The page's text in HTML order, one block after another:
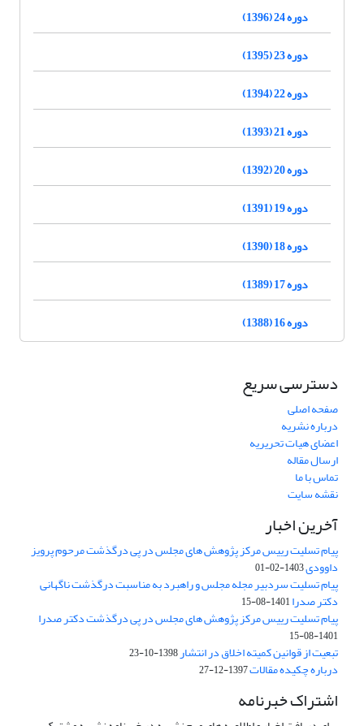
دوره 24 (1396)
دوره 23 (1395)
دوره 22 (1394)
دوره 21 (1393)
دوره 20 (1392)
دوره 19 (1391)
دوره 18 (1390)
دوره 17 (1389)
دوره 16 (1388)
دسترسی سریع
صفحه اصلی
درباره نشریه
اعضای هیات تحریریه
ارسال مقاله
تماس با ما
نقشه سایت
آخرین اخبار
پیام تسلیت رییس مرکز پژوهش های مجلس در پی درگذشت مرحوم پرویز
داوودی1403-02-01
پیام تسلیت سردبیر مجله مجلس و راهبرد به مناسبت درگذشت ناگهانی
دکتر صدرا1401-08-15
پیام تسلیت رییس مرکز پژوهش های مجلس در پی درگذشت دکتر صدرا
1401-08-15
تبعیت از قوانین کمیته اخلاق در انتشار1398-10-23
درباره چکیده مقالات1397-12-27
اشتراک خبرنامه